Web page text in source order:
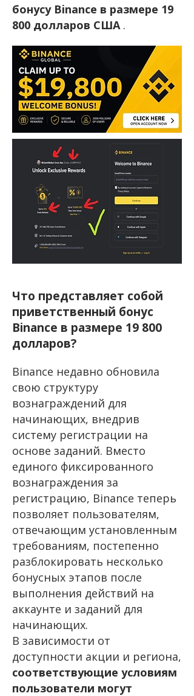
бонусу Binance в размере 19
800 долларов США.
Что представляет собой
приветственный бонус
Binance в размере 19 800
долларов?
Binance недавно обновила
свою структуру
вознаграждений для
начинающих, внедрив
систему регистрации на
основе заданий. Вместо
единого фиксированного
вознаграждения за
регистрацию, Binance теперь
позволяет пользователям,
отвечающим установленным
требованиям, постепенно
разблокировать несколько
бонусных этапов после
выполнения действий на
аккаунте и заданий для
начинающих.
В зависимости от
доступности акции и региона,
соответствующие условиям
пользователи могут